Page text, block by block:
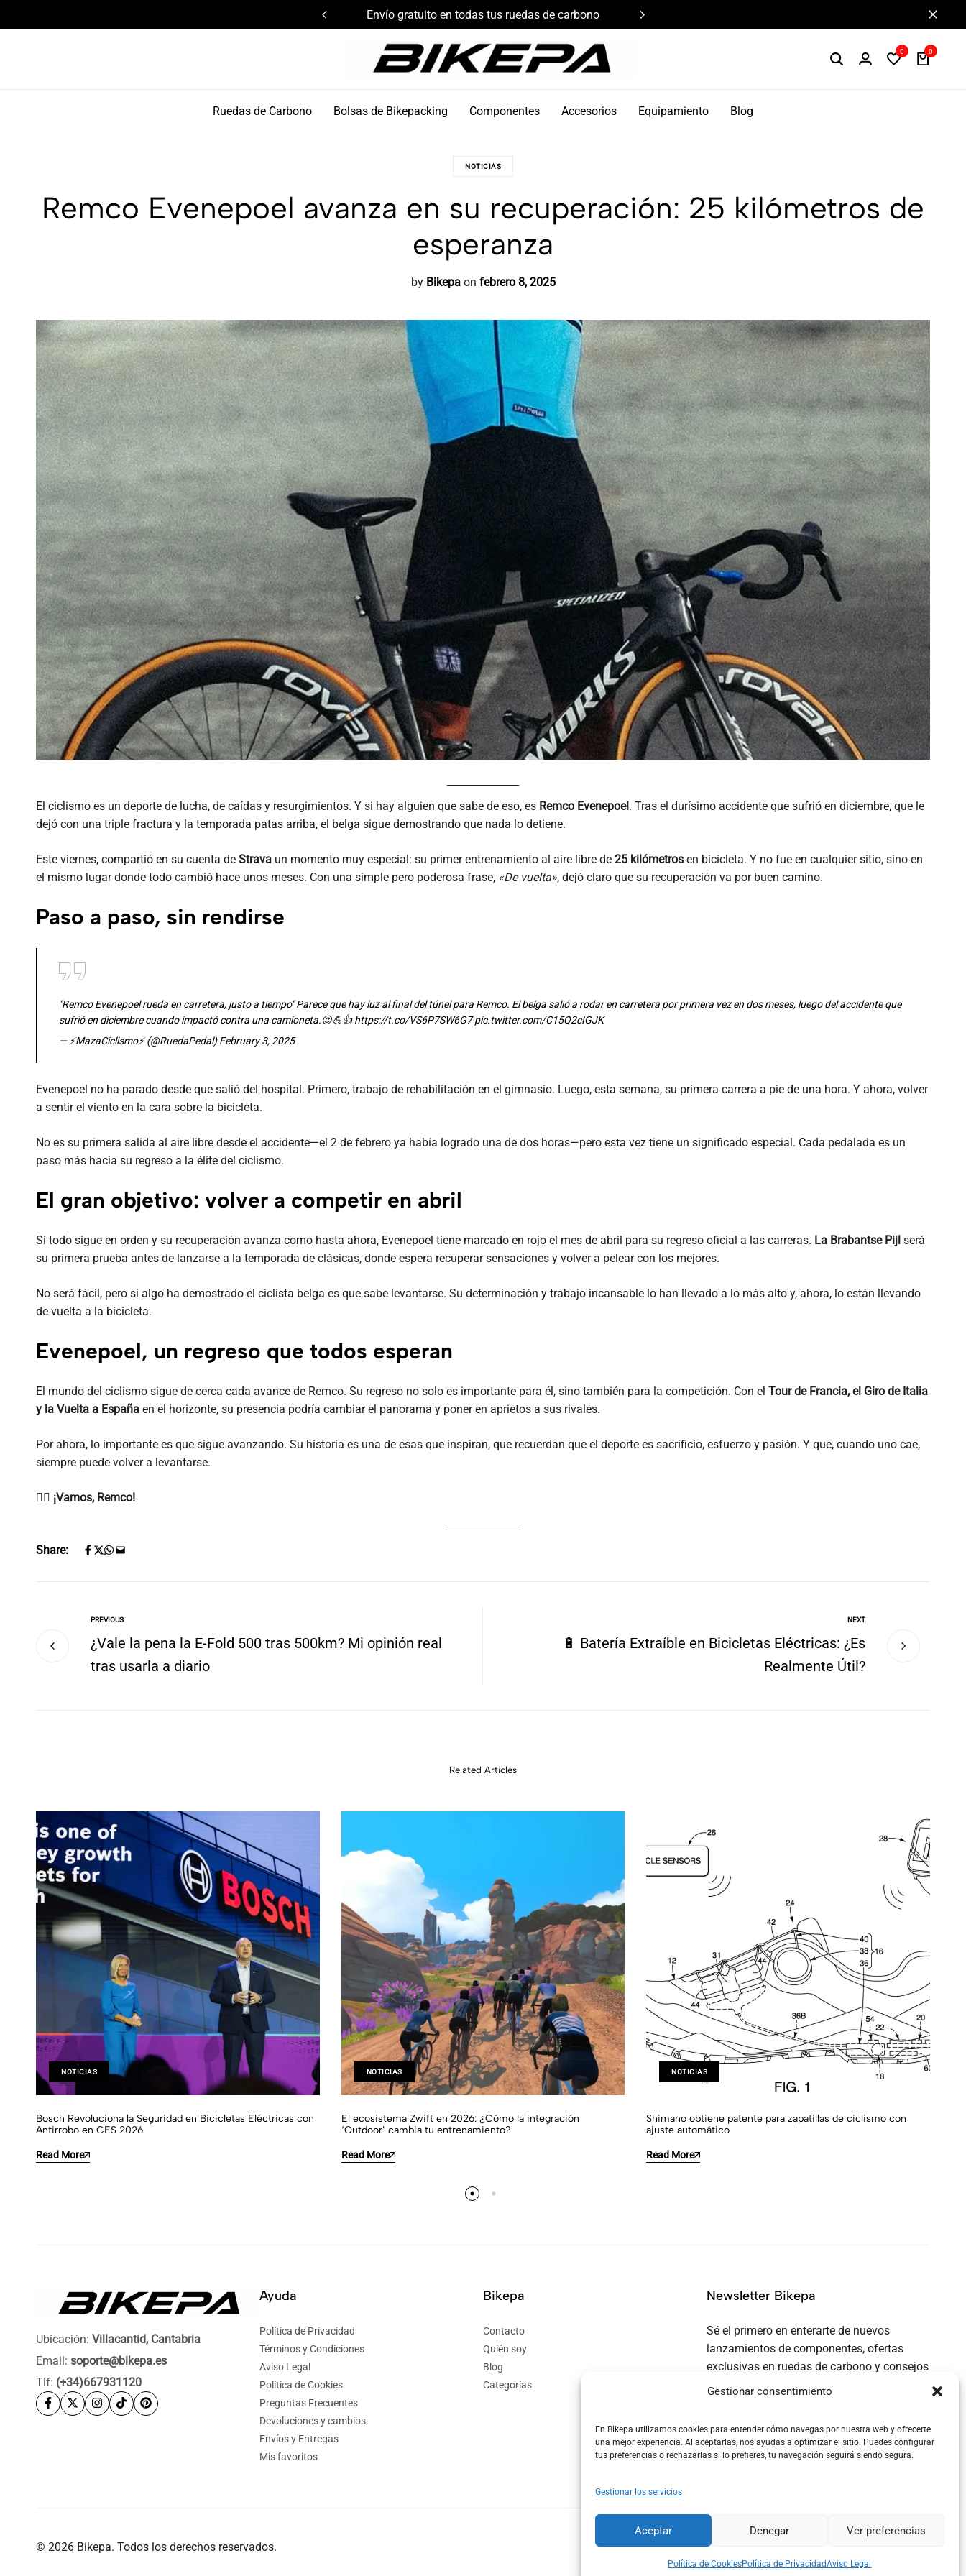
Gestionar consentimiento
En Bikepa utilizamos cookies para entender cómo navegas por nuestra web y ofrecerte
una mejor experiencia. Al aceptarlas, nos ayudas a optimizar el sitio. Puedes configurar
tus preferencias o rechazarlas si lo prefieres, tu navegación seguirá siendo segura.
Gestionar los servicios
Aceptar Denegar Ver preferencias
Política de CookiesPolítica de PrivacidadAviso Legal
Envío gratuito en todas tus ruedas de carbono Componentes de alto rendimiento y bikepacking
0 0
Ruedas de Carbono Bolsas de Bikepacking Componentes Accesorios Equipamiento Blog
NOTICIAS
Remco Evenepoel avanza en su recuperación: 25 kilómetros de
esperanza
by Bikepa on febrero 8, 2025
El ciclismo es un deporte de lucha, de caídas y resurgimientos. Y si hay alguien que sabe de eso, es Remco Evenepoel. Tras el durísimo accidente que sufrió en diciembre, que le
dejó con una triple fractura y la temporada patas arriba, el belga sigue demostrando que nada lo detiene.
Este viernes, compartió en su cuenta de Strava un momento muy especial: su primer entrenamiento al aire libre de 25 kilómetros en bicicleta. Y no fue en cualquier sitio, sino en
el mismo lugar donde todo cambió hace unos meses. Con una simple pero poderosa frase, «De vuelta», dejó claro que su recuperación va por buen camino.
Paso a paso, sin rendirse
"Remco Evenepoel rueda en carretera, justo a tiempo" Parece que hay luz al final del túnel para Remco. El belga salió a rodar en carretera por primera vez en dos meses, luego del accidente que
sufrió en diciembre cuando impactó contra una camioneta.😍💪👍https://t.co/VS6P7SW6G7 pic.twitter.com/C15Q2cIGJK
— ⚡MazaCiclismo⚡ (@RuedaPedal)February 3, 2025
Evenepoel no ha parado desde que salió del hospital. Primero, trabajo de rehabilitación en el gimnasio. Luego, esta semana, su primera carrera a pie de una hora. Y ahora, volver
a sentir el viento en la cara sobre la bicicleta.
No es su primera salida al aire libre desde el accidente—el 2 de febrero ya había logrado una de dos horas—pero esta vez tiene un significado especial. Cada pedalada es un
paso más hacia su regreso a la élite del ciclismo.
El gran objetivo: volver a competir en abril
Si todo sigue en orden y su recuperación avanza como hasta ahora, Evenepoel tiene marcado en rojo el mes de abril para su regreso oficial a las carreras. La Brabantse Pijl será
su primera prueba antes de lanzarse a la temporada de clásicas, donde espera recuperar sensaciones y volver a pelear con los mejores.
No será fácil, pero si algo ha demostrado el ciclista belga es que sabe levantarse. Su determinación y trabajo incansable lo han llevado a lo más alto y, ahora, lo están llevando
de vuelta a la bicicleta.
Evenepoel, un regreso que todos esperan
El mundo del ciclismo sigue de cerca cada avance de Remco. Su regreso no solo es importante para él, sino también para la competición. Con el Tour de Francia, el Giro de Italia
y la Vuelta a España en el horizonte, su presencia podría cambiar el panorama y poner en aprietos a sus rivales.
Por ahora, lo importante es que sigue avanzando. Su historia es una de esas que inspiran, que recuerdan que el deporte es sacrificio, esfuerzo y pasión. Y que, cuando uno cae,
siempre puede volver a levantarse.
🚴‍♂️ ¡Vamos, Remco!
Share:
PREVIOUS
¿Vale la pena la E-Fold 500 tras 500km? Mi opinión real
tras usarla a diario
NEXT
🔋 Batería Extraíble en Bicicletas Eléctricas: ¿Es
Realmente Útil?
Related Articles
NOTICIAS
Bosch Revoluciona la Seguridad en Bicicletas Eléctricas con
Antirrobo en CES 2026
Read More
NOTICIAS
El ecosistema Zwift en 2026: ¿Cómo la integración
‘Outdoor’ cambia tu entrenamiento?
Read More
NOTICIAS
Shimano obtiene patente para zapatillas de ciclismo con
ajuste automático
Read More
Ubicación: Villacantid, Cantabria
Email: soporte@bikepa.es
Tlf: (+34)667931120
Ayuda
Política de Privacidad
Términos y Condiciones
Aviso Legal
Política de Cookies
Preguntas Frecuentes
Devoluciones y cambios
Envíos y Entregas
Mis favoritos
Bikepa
Contacto
Quién soy
Blog
Categorías
Newsletter Bikepa
Sé el primero en enterarte de nuevos
lanzamientos de componentes, ofertas
exclusivas en ruedas de carbono y consejos
de bikepacking...
© 2026 Bikepa. Todos los derechos reservados.